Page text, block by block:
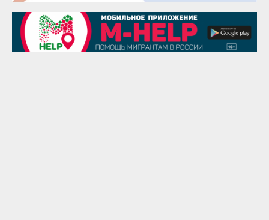
Чингиз Мустафаев
29 августа
Надежда Рослова